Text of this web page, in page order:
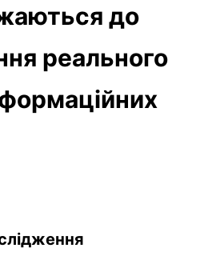
до
реального